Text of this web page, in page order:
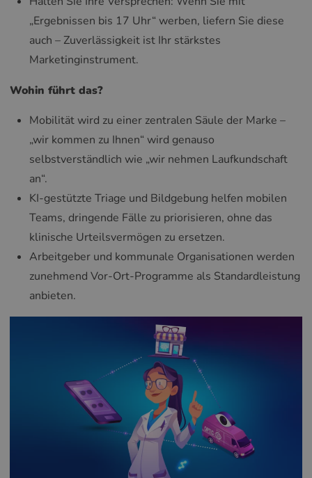
„Ergebnissen bis 17 Uhr“ werben, liefern Sie diese
auch – Zuverlässigkeit ist Ihr stärkstes
Marketinginstrument.
Wohin führt das?
Mobilität wird zu einer zentralen Säule der Marke –
„wir kommen zu Ihnen“ wird genauso
selbstverständlich wie „wir nehmen Laufkundschaft
an“.
KI-gestützte Triage und Bildgebung helfen mobilen
Teams, dringende Fälle zu priorisieren, ohne das
klinische Urteilsvermögen zu ersetzen.
Arbeitgeber und kommunale Organisationen werden
zunehmend Vor-Ort-Programme als Standardleistung
anbieten.